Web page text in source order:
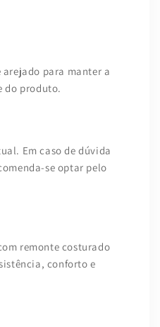
arejado para manter a
do produto.
Em caso de dúvida
se optar pelo
remonte costurado
conforto e